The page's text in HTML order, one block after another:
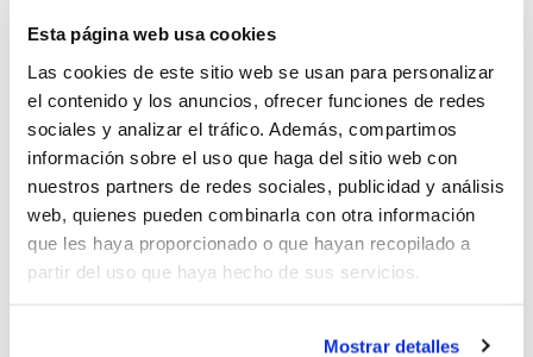
Esta página web usa cookies
Las cookies de este sitio web se usan para personalizar
el contenido y los anuncios, ofrecer funciones de redes
sociales y analizar el tráfico. Además, compartimos
información sobre el uso que haga del sitio web con
nuestros partners de redes sociales, publicidad y análisis
web, quienes pueden combinarla con otra información
que les haya proporcionado o que hayan recopilado a
partir del uso que haya hecho de sus servicios.
Mostrar detalles
para los Clubes y los diferentes colectivos del
baloncesto, pero también en la explotación de todas
las posibilidades que hoy día ofrece Internet para
hacer llegar el baloncesto a todos los rincones.
Las redes sociales se han convertido en una de las
vías más importantes de difusión de nuestro deporte, y
por eso te animamos a que sigas la actualidad del
baloncesto de la Comunidad a través de
Twitter